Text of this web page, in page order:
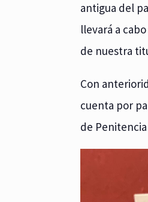
antigua del
llevará a
de nuestra
Con
cuenta por
de